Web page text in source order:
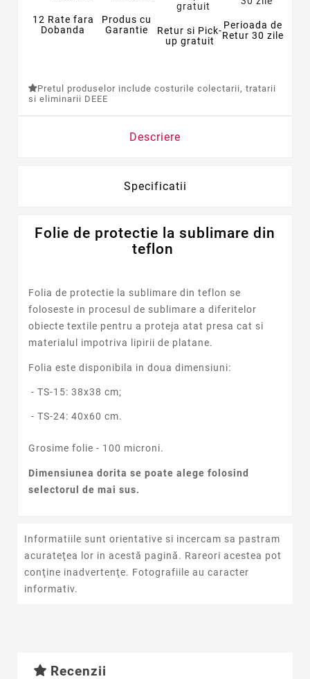
12 Rate fara
Dobanda
Produs cu
Garantie
Retur si Pick-
up gratuit
Perioada de
Retur 30 zile
Pretul produselor include costurile colectarii, tratarii
si eliminarii DEEE
Descriere
Specificatii
Folie de protectie la sublimare din
teflon
Folia de protectie la sublimare din teflon se
foloseste in procesul de sublimare a diferitelor
obiecte textile pentru a proteja atat presa cat si
materialul impotriva lipirii de platane.
Folia este disponibila in doua dimensiuni:
- TS-15: 38x38 cm;
- TS-24: 40x60 cm.
Grosime folie - 100 microni.
Dimensiunea dorita se poate alege folosind
selectorul de mai sus.
Informatiile sunt orientative si incercam sa pastram
acurateţea lor in acestă pagină. Rareori acestea pot
conţine inadvertenţe. Fotografiile au caracter
informativ.
Recenzii